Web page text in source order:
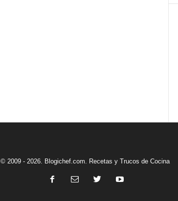
© 2009 - 2026. Blogichef.com. Recetas y Trucos de Cocina